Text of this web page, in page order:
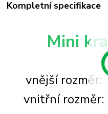
Kompletní specifikace
Mini
vnější rozměr:
vnitřní rozměr: